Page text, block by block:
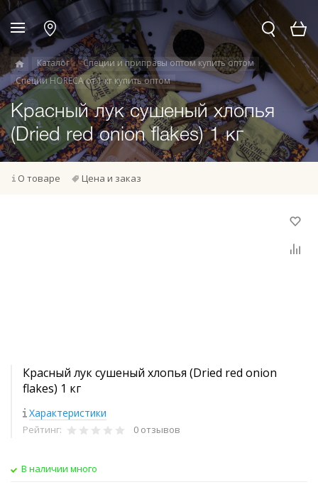
Каталог
Специи и приправы оптом купить оптом
Специи HORECA от 1 кг купить оптом
Красный лук сушеный хлопья
(Dried red onion flakes) 1 кг
О товаре Цена и заказ
Красный лук сушеный хлопья (Dried red onion
flakes) 1 кг
Характеристики
Рейтинг: 0 отзывов
В наличии много